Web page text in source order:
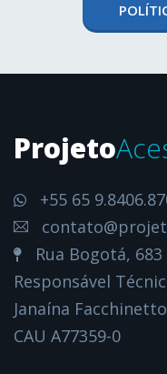
Projeto
+55 65
Rua Bogotá,
Responsável
Janaína Facchinetto
CAU A77359-0